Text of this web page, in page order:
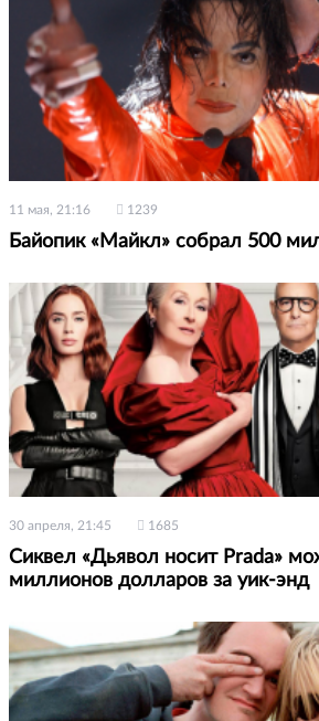
11 мая, 21:16 1239
Байопик «Майкл» собрал 500
30 апреля, 21:45 1685
Сиквел «Дьявол носит Prada»
миллионов долларов за уик-энд